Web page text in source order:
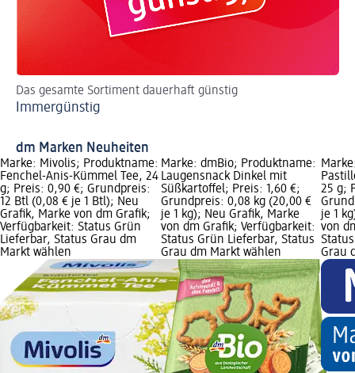
Das gesamte Sortiment dauerhaft günstig
Immergünstig
dm Marken Neuheiten
Marke: Mivolis; Produktname:
Fenchel-Anis-Kümmel Tee, 24
g; Preis: 0,90 €; Grundpreis:
12 Btl (0,08 € je 1 Btl); Neu
Grafik, Marke von dm Grafik;
Verfügbarkeit: Status Grün
Lieferbar, Status Grau dm
Markt wählen
Marke: dmBio; Produktname:
Laugensnack Dinkel mit
Süßkartoffel; Preis: 1,60 €;
Grundpreis: 0,08 kg (20,00 €
je 1 kg); Neu Grafik, Marke
von dm Grafik; Verfügbarkeit:
Status Grün Lieferbar, Status
Grau dm Markt wählen
25 g;
je 1
von
Grau